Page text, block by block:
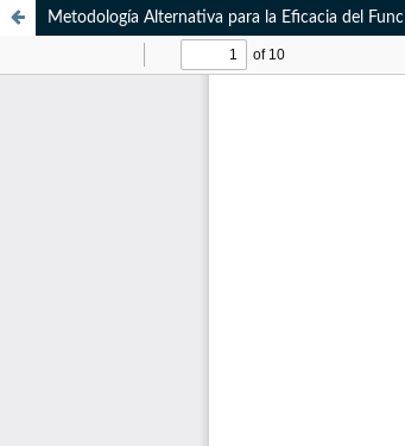
Metodología Alternativa para la Eficacia del